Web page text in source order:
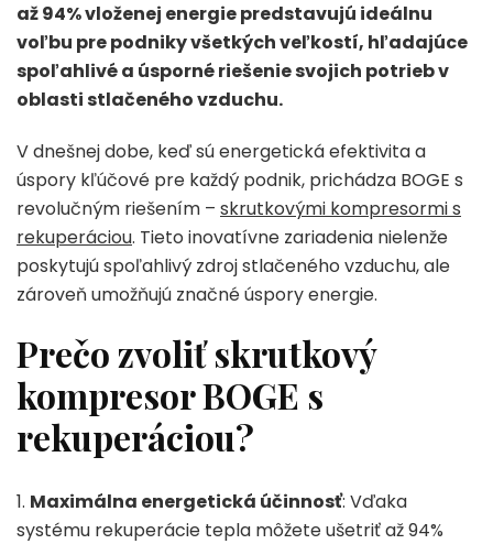
až 94% vloženej energie predstavujú ideálnu
voľbu pre podniky všetkých veľkostí, hľadajúce
spoľahlivé a úsporné riešenie svojich potrieb v
oblasti stlačeného vzduchu.
V dnešnej dobe, keď sú energetická efektivita a
úspory kľúčové pre každý podnik, prichádza BOGE s
revolučným riešením – skrutkovými kompresormi s
rekuperáciou. Tieto inovatívne zariadenia nielenže
poskytujú spoľahlivý zdroj stlačeného vzduchu, ale
zároveň umožňujú značné úspory energie.
Prečo zvoliť skrutkový
kompresor BOGE s
rekuperáciou?
1. Maximálna energetická účinnosť: Vďaka
systému rekuperácie tepla môžete ušetriť až 94%